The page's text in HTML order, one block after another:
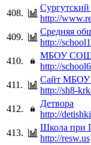
408.
http://
409.
Средняя
http://
410.
МБОУ СОШ
http://
411.
Сайт МБОУ
http://sh8-
412.
Детвора
http://
413.
Школа при
http://resw.us